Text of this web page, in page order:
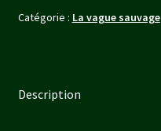
Catégorie : La vague sauvage
Description